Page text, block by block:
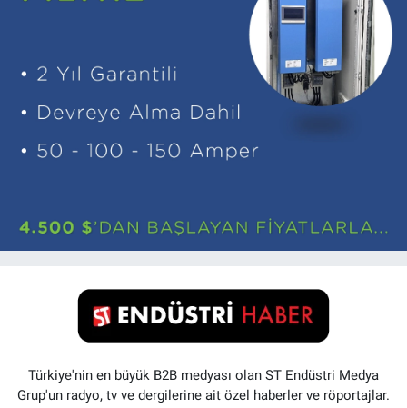
Türkiye'nin en büyük B2B medyası olan ST Endüstri Medya
Grup'un radyo, tv ve dergilerine ait özel haberler ve röportajlar.